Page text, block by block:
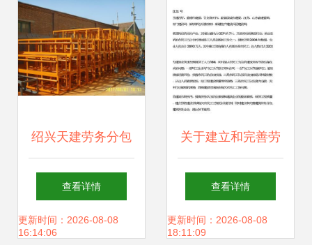
绍兴天建劳务分包
扎根于世界工厂网
的务实典范
查看详情
更新时间：2026-08-08
16:14:06
关于建立和完善劳
务分包制度发展建
筑劳务企业的意见
查看详情
更新时间：2026-08-08
18:11:09